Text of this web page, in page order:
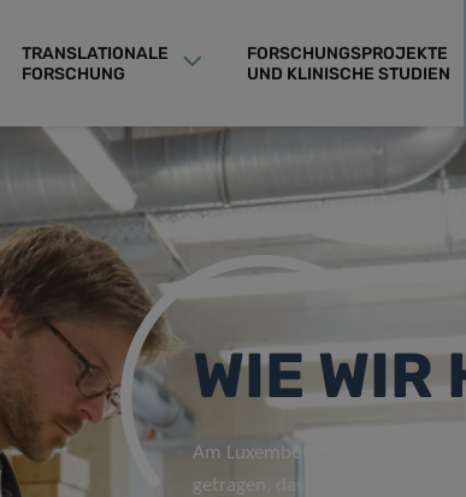
TRANSLATIONALE
FORSCHUNG
FORSCHUNGSPROJEKTE
UND KLINISCHE STUDIEN
WIE WIR
Am Luxembourg Institute of
getragen, dass wir eine